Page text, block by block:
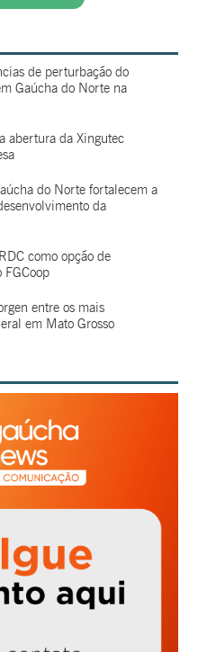
de perturbação do
Gaúcha do Norte na
abertura da Xingutec
do Norte fortalecem a
da
como opção de
entre os mais
em Mato Grosso